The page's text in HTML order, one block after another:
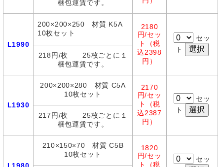
梱包運賃です。
L1990
200×200×250 材質 K5A
10枚セット
2180
円/セッ
ト（税
込2398
円）
セッ
ト
218円/枚 25枚ごとに１
梱包運賃です。
L1930
200×200×280 材質 C5A
10枚セット
2170
円/セッ
ト（税
込2387
円）
セッ
ト
217円/枚 25枚ごとに１
梱包運賃です。
210×150×70 材質 C5B
10枚セット
1820
円/セッ
ト（税
セッ